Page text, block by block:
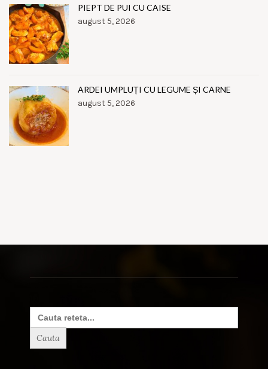
PIEPT DE PUI CU CAISE
august 5, 2026
ARDEI UMPLUȚI CU LEGUME ȘI CARNE
august 5, 2026
Search
for: